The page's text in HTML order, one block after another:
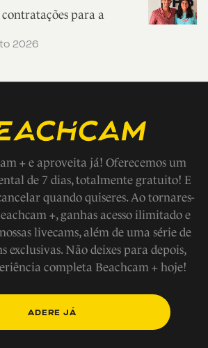
para a
2026
+ e aproveita já! Oferecemos um
de 7 dias, totalmente gratuito! E
quando quiseres. Ao tornares-
+, ganhas acesso ilimitado e
livecams, além de uma série de
exclusivas. Não deixes para depois,
completa Beachcam + hoje!
ADERE JÁ